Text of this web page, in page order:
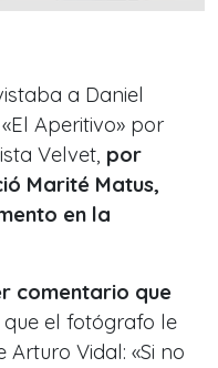
a Daniel
Aperitivo» por
Velvet, por
Marité Matus,
en la
comentario que
el fotógrafo le
Vidal: «Si no